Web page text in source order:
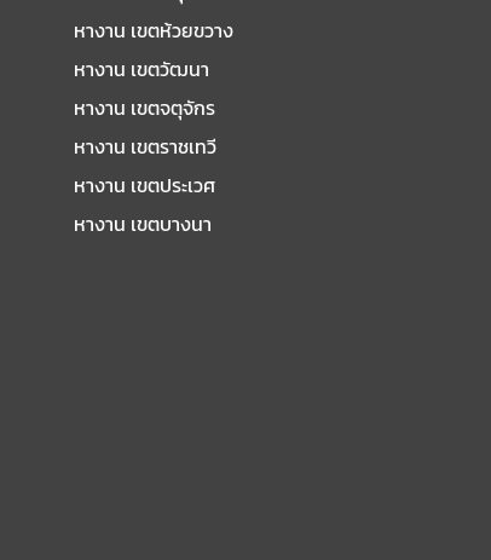
หางาน เขตห้วยขวาง
หางาน เขตวัฒนา
หางาน เขตจตุจักร
หางาน เขตราชเทวี
หางาน เขตประเวศ
หางาน เขตบางนา